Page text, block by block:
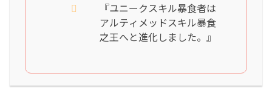
『ユニークスキル暴食者は
アルティメッドスキル暴食
之王へと進化しました。』